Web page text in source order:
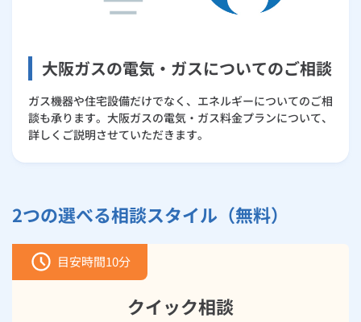
大阪ガスの電気・ガスについてのご相談
ガス機器や住宅設備だけでなく、エネルギーについてのご相
談も承ります。大阪ガスの電気・ガス料金プランについて、
詳しくご説明させていただきます。
2つの選べる相談スタイル（無料）
目安時間10分
クイック相談